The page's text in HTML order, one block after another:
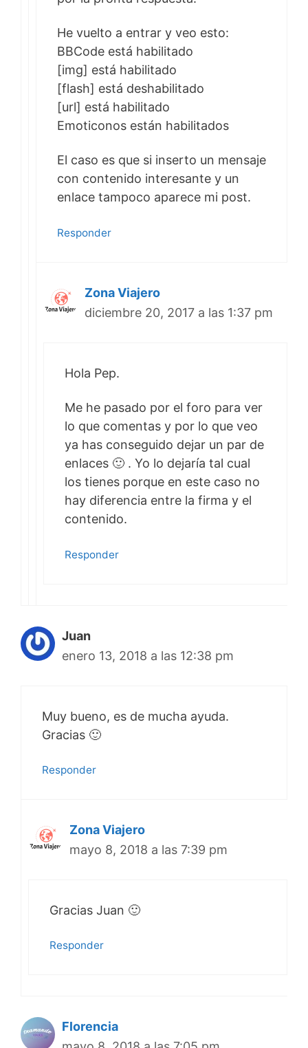
He vuelto a entrar y veo esto:
BBCode está habilitado
[img] está habilitado
[flash] está deshabilitado
[url] está habilitado
Emoticonos están habilitados
El caso es que si inserto un mensaje
con contenido interesante y un
enlace tampoco aparece mi post.
Responder
Zona Viajero
diciembre 20, 2017 a las 1:37 pm
Hola Pep.
Me he pasado por el foro para ver
lo que comentas y por lo que veo
ya has conseguido dejar un par de
enlaces 🙂 . Yo lo dejaría tal cual
los tienes porque en este caso no
hay diferencia entre la firma y el
contenido.
Responder
Juan
enero 13, 2018 a las 12:38 pm
Muy bueno, es de mucha ayuda.
Gracias 🙂
Responder
Zona Viajero
mayo 8, 2018 a las 7:39 pm
Gracias Juan 🙂
Responder
Florencia